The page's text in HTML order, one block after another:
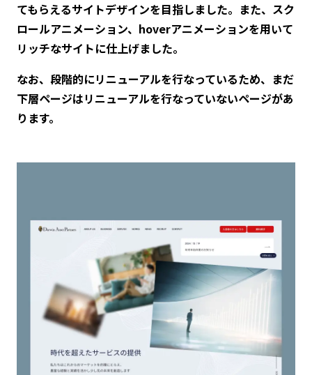
てもらえるサイトデザインを目指しました。また、スク
ロールアニメーション、hoverアニメーションを用いて
リッチなサイトに仕上げました。
なお、段階的にリニューアルを行なっているため、まだ
下層ページはリニューアルを行なっていないページがあ
ります。